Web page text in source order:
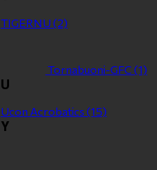
TIGERNU (2)
Tornabuoni-GFC (1)
U
Ucon Acrobatics (15)
Y